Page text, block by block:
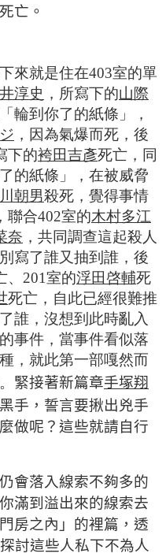
亡。
來就是住在403室的單
淳史 ，所寫下的山際
輪到你了的紙條」，
，因為氣爆而死，後
下的袴田吉彥死亡，同
的紙條」，在被威脅
朝男殺死，覺得事情
，聯合402室的木村多江
奈 ，共同調查這起殺人
寫了誰又抽到誰，後
201室的浮田啓輔死
死亡，自此已經很難推
誰，沒想到此時亂入
事件，當事件看似落
，就此第一部嘎然而
緊接著新篇章手塚翔
手，誓言要揪出兇手
做呢？這些就請自行
會落入線索不夠多的
滿到溢出來的線索去
房之內」的裡篇，透
討這些人私下不為人